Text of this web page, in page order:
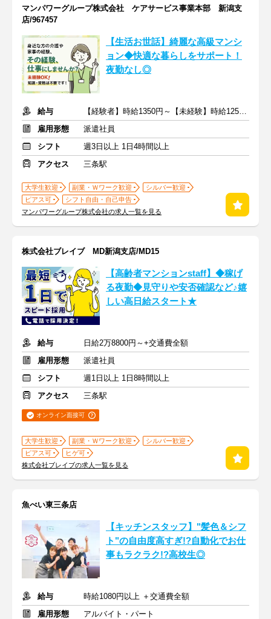
マンパワーグループ株式会社 ケアサービス事業本部 新潟支
店/967457
【生活お世話】綺麗な高級マンシ
ョン◆快適な暮らしをサポート！
夜勤なし◎
給与
【経験者】時給1350円～【未経験】時給1250円～ ※交通費全額
雇用形態
派遣社員
シフト
週3日以上 1日4時間以上
アクセス
三条駅
大学生歓迎 副業・Ｗワーク歓迎
シルバー歓迎
ピアス可
シフト自由・自己申告
マンパワーグループ株式会社の求人一覧を見る
株式会社ブレイブ MD新潟支店/MD15
【高齢者マンションstaff】◆稼げ
る夜勤◆見守りや安否確認など♪嬉
しい高日給スタート★
給与
日給2万8800円～+交通費全額
雇用形態
派遣社員
シフト
週1日以上 1日8時間以上
アクセス
三条駅
オンライン面接可
大学生歓迎 副業・Ｗワーク歓迎
シルバー歓迎
ピアス可
ヒゲ可
株式会社ブレイブの求人一覧を見る
魚べい東三条店
【キッチンスタッフ】"髪色＆シフ
ト"の自由度高すぎ!?自動化でお仕
事もラクラク!?高校生◎
給与
時給1080円以上 ＋交通費全額
雇用形態
アルバイト・パート